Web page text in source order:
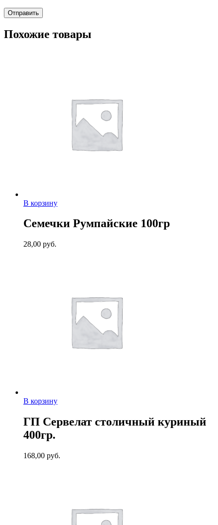
Похожие товары
В корзину
Семечки Румпайские 100гр
28,00 руб.
В корзину
ГП Сервелат столичный куриный
400гр.
168,00 руб.